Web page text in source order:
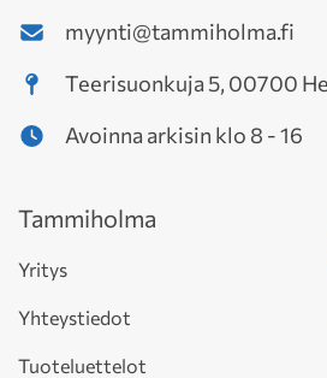
myynti@tammiholma.fi
Teerisuonkuja 5, 00700
Avoinna arkisin klo 8 - 16
Tammiholma
Yritys
Yhteystiedot
Tuoteluettelot